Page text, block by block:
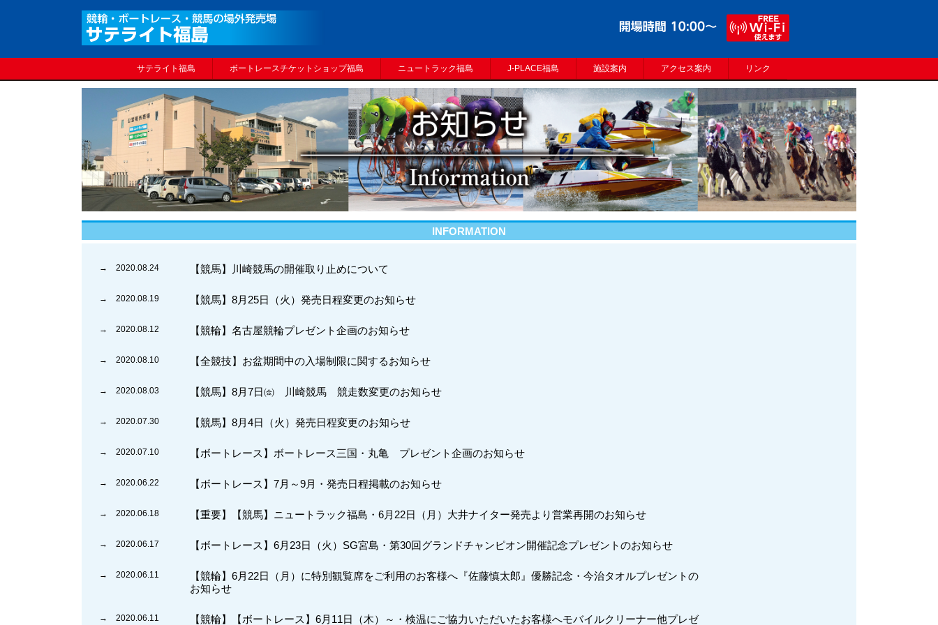
サテライト福島 ボートレースチケットショップ福島 ニュートラック福島 J-PLACE福島 施設案内 アクセス案内 リンク
INFORMATION
→ 2020.08.24 【競馬】川崎競馬の開催取り止めについて
→ 2020.08.19 【競馬】8月25日（火）発売日程変更のお知らせ
→ 2020.08.12 【競輪】名古屋競輪プレゼント企画のお知らせ
→ 2020.08.10 【全競技】お盆期間中の入場制限に関するお知らせ
→ 2020.08.03 【競馬】8月7日㈮ 川崎競馬 競走数変更のお知らせ
→ 2020.07.30 【競馬】8月4日（火）発売日程変更のお知らせ
→ 2020.07.10 【ボートレース】ボートレース三国・丸亀 プレゼント企画のお知らせ
→ 2020.06.22 【ボートレース】7月～9月・発売日程掲載のお知らせ
→ 2020.06.18 【重要】【競馬】ニュートラック福島・6月22日（月）大井ナイター発売より営業再開のお知らせ
→ 2020.06.17 【ボートレース】6月23日（火）SG宮島・第30回グランドチャンピオン開催記念プレゼントのお知らせ
→ 2020.06.11
【競輪】6月22日（月）に特別観覧席をご利用のお客様へ『佐藤慎太郎』優勝記念・今治タオルプレゼントの
お知らせ
→ 2020.06.11 【競輪】【ボートレース】6月11日（木）～・検温にご協力いただいたお客様へモバイルクリーナー他プレゼ